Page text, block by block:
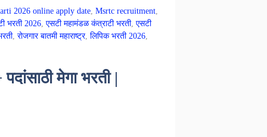
2026 online apply date, Msrtc recruitment,
भरती 2026, एसटी महामंडळ कंत्राटी भरती, एसटी
, रोजगार बातमी महाराष्ट्र, लिपिक भरती 2026,
मेगा भरती |